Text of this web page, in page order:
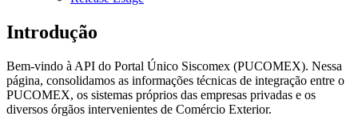
Introdução
Bem-vindo à API do Portal Único Siscomex (PUCOMEX). Nessa
página, consolidamos as informações técnicas de integração entre o
PUCOMEX, os sistemas próprios das empresas privadas e os
diversos órgãos intervenientes de Comércio Exterior.